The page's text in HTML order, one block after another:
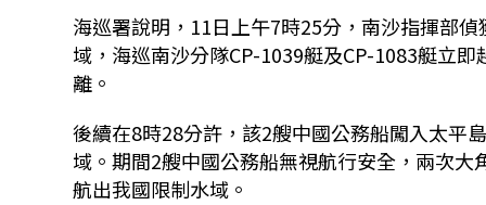
海巡署說明，11日上午7時25分，南沙指揮部
域，海巡南沙分隊CP-1039艇及CP-1083艇立
離。
後續在8時28分許，該2艘中國公務船闖入太平
域。期間2艘中國公務船無視航行安全，兩次
航出我國限制水域。